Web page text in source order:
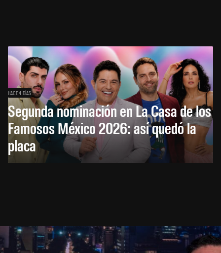
HACE 4 DÍAS
Segunda nominación en La Casa de los
Famosos México 2026: así quedó la
placa